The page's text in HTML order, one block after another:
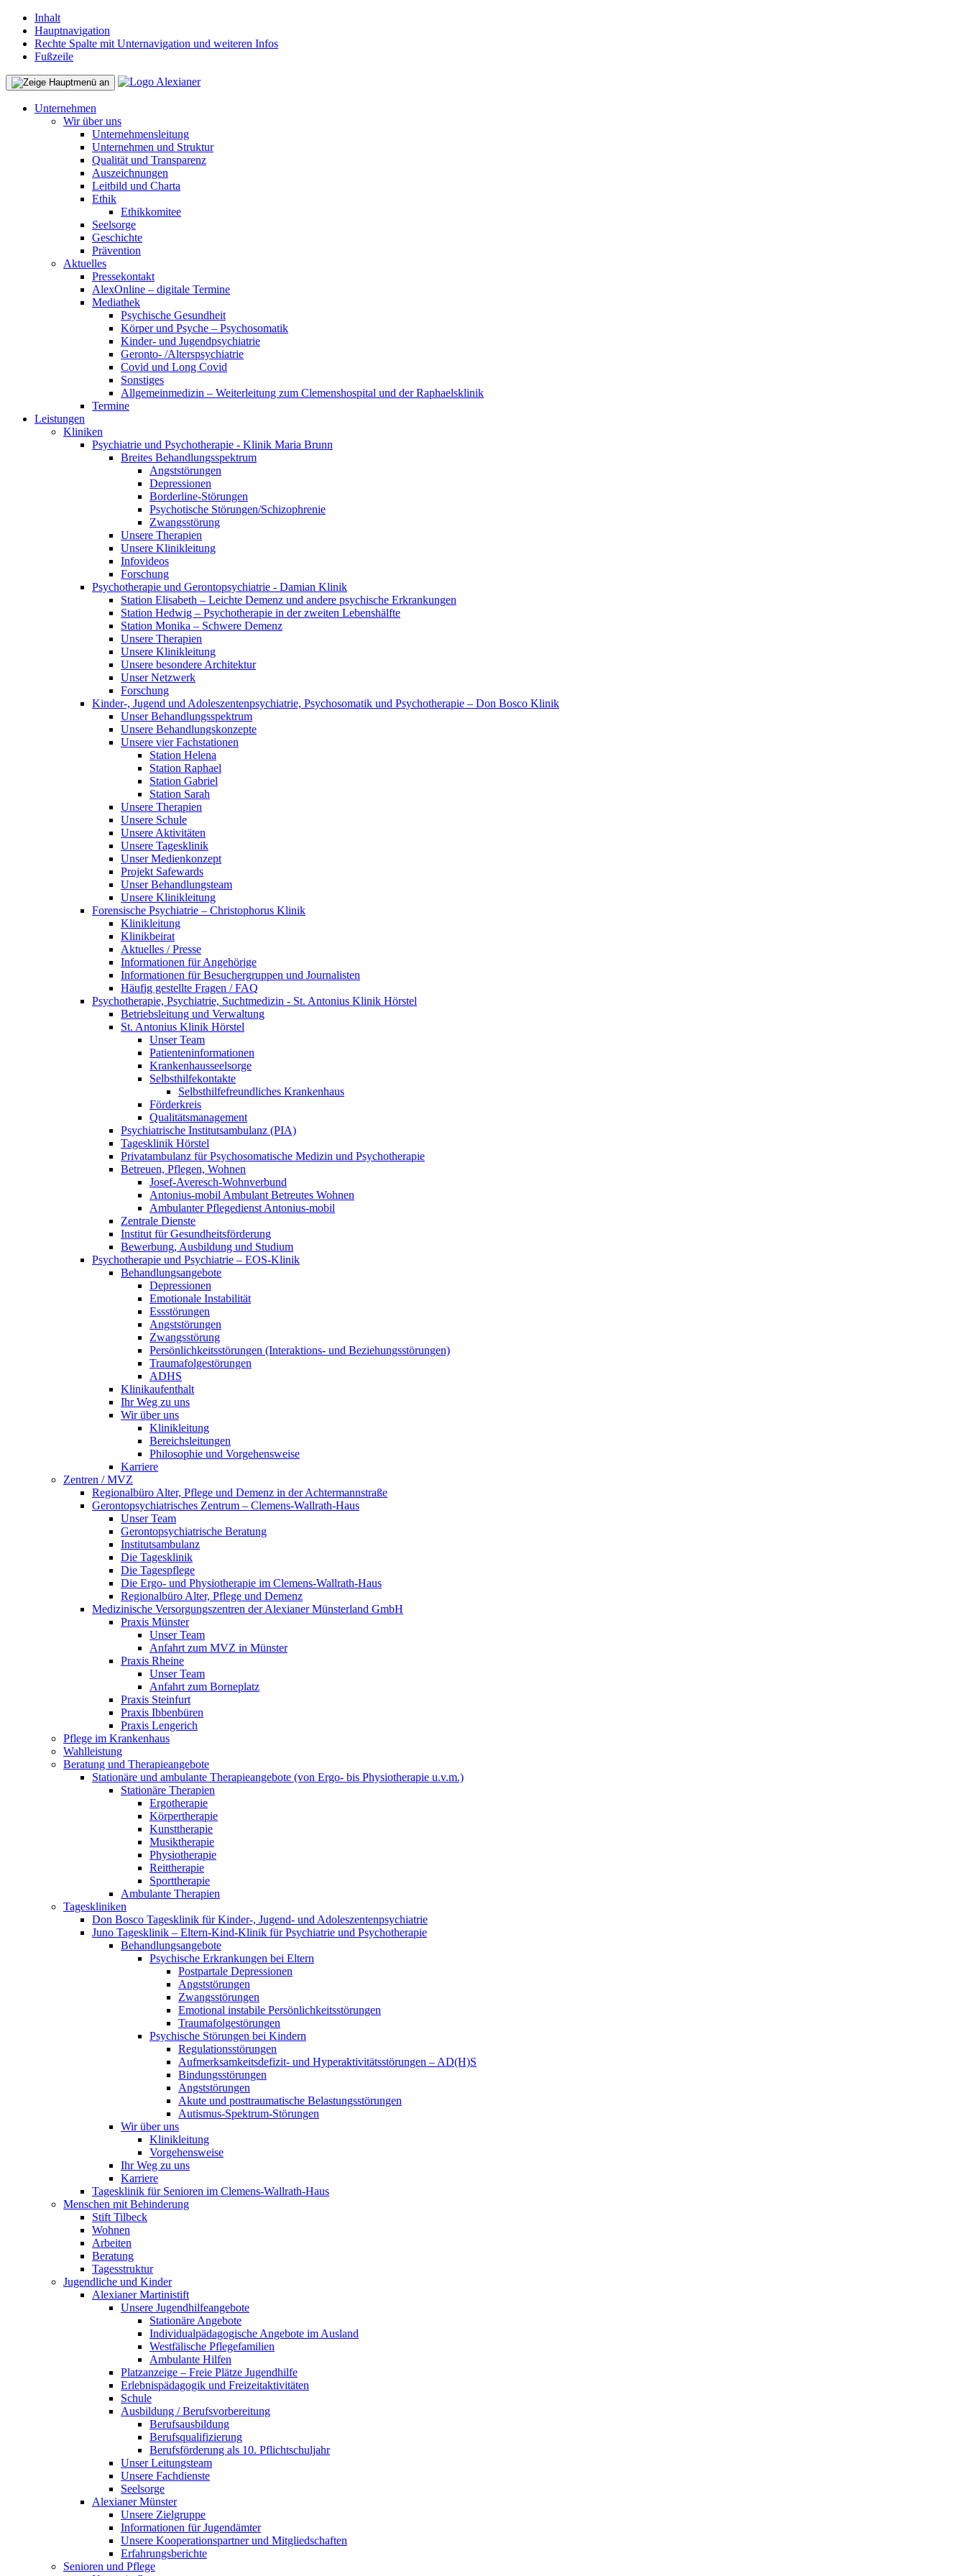
Inhalt
Hauptnavigation
Rechte Spalte mit Unternavigation und weiteren Infos
Fußzeile
Unternehmen
Wir über uns
Unternehmensleitung
Unternehmen und Struktur
Qualität und Transparenz
Auszeichnungen
Leitbild und Charta
Ethik
Ethikkomitee
Seelsorge
Geschichte
Prävention
Aktuelles
Pressekontakt
AlexOnline – digitale Termine
Mediathek
Psychische Gesundheit
Körper und Psyche – Psychosomatik
Kinder- und Jugendpsychiatrie
Geronto- /Alterspsychiatrie
Covid und Long Covid
Sonstiges
Allgemeinmedizin – Weiterleitung zum Clemenshospital und der Raphaelsklinik
Termine
Leistungen
Kliniken
Psychiatrie und Psychotherapie - Klinik Maria Brunn
Breites Behandlungsspektrum
Angststörungen
Depressionen
Borderline-Störungen
Psychotische Störungen/Schizophrenie
Zwangsstörung
Unsere Therapien
Unsere Klinikleitung
Infovideos
Forschung
Psychotherapie und Gerontopsychiatrie - Damian Klinik
Station Elisabeth – Leichte Demenz und andere psychische Erkrankungen
Station Hedwig – Psychotherapie in der zweiten Lebenshälfte
Station Monika – Schwere Demenz
Unsere Therapien
Unsere Klinikleitung
Unsere besondere Architektur
Unser Netzwerk
Forschung
Kinder-, Jugend und Adoleszentenpsychiatrie, Psychosomatik und Psychotherapie – Don Bosco Klinik
Unser Behandlungsspektrum
Unsere Behandlungskonzepte
Unsere vier Fachstationen
Station Helena
Station Raphael
Station Gabriel
Station Sarah
Unsere Therapien
Unsere Schule
Unsere Aktivitäten
Unsere Tagesklinik
Unser Medienkonzept
Projekt Safewards
Unser Behandlungsteam
Unsere Klinikleitung
Forensische Psychiatrie – Christophorus Klinik
Klinikleitung
Klinikbeirat
Aktuelles / Presse
Informationen für Angehörige
Informationen für Besuchergruppen und Journalisten
Häufig gestellte Fragen / FAQ
Psychotherapie, Psychiatrie, Suchtmedizin - St. Antonius Klinik Hörstel
Betriebsleitung und Verwaltung
St. Antonius Klinik Hörstel
Unser Team
Patienteninformationen
Krankenhausseelsorge
Selbsthilfekontakte
Selbsthilfefreundliches Krankenhaus
Förderkreis
Qualitätsmanagement
Psychiatrische Institutsambulanz (PIA)
Tagesklinik Hörstel
Privatambulanz für Psychosomatische Medizin und Psychotherapie
Betreuen, Pflegen, Wohnen
Josef-Averesch-Wohnverbund
Antonius-mobil Ambulant Betreutes Wohnen
Ambulanter Pflegedienst Antonius-mobil
Zentrale Dienste
Institut für Gesundheitsförderung
Bewerbung, Ausbildung und Studium
Psychotherapie und Psychiatrie – EOS-Klinik
Behandlungsangebote
Depressionen
Emotionale Instabilität
Essstörungen
Angststörungen
Zwangsstörung
Persönlichkeitsstörungen (Interaktions- und Beziehungsstörungen)
Traumafolgestörungen
ADHS
Klinikaufenthalt
Ihr Weg zu uns
Wir über uns
Klinikleitung
Bereichsleitungen
Philosophie und Vorgehensweise
Karriere
Zentren / MVZ
Regionalbüro Alter, Pflege und Demenz in der Achtermannstraße
Gerontopsychiatrisches Zentrum – Clemens-Wallrath-Haus
Unser Team
Gerontopsychiatrische Beratung
Institutsambulanz
Die Tagesklinik
Die Tagespflege
Die Ergo- und Physiotherapie im Clemens-Wallrath-Haus
Regionalbüro Alter, Pflege und Demenz
Medizinische Versorgungszentren der Alexianer Münsterland GmbH
Praxis Münster
Unser Team
Anfahrt zum MVZ in Münster
Praxis Rheine
Unser Team
Anfahrt zum Borneplatz
Praxis Steinfurt
Praxis Ibbenbüren
Praxis Lengerich
Pflege im Krankenhaus
Wahlleistung
Beratung und Therapieangebote
Stationäre und ambulante Therapieangebote (von Ergo- bis Physiotherapie u.v.m.)
Stationäre Therapien
Ergotherapie
Körpertherapie
Kunsttherapie
Musiktherapie
Physiotherapie
Reittherapie
Sporttherapie
Ambulante Therapien
Tageskliniken
Don Bosco Tagesklinik für Kinder-, Jugend- und Adoleszentenpsychiatrie
Juno Tagesklinik – Eltern-Kind-Klinik für Psychiatrie und Psychotherapie
Behandlungsangebote
Psychische Erkrankungen bei Eltern
Postpartale Depressionen
Angststörungen
Zwangsstörungen
Emotional instabile Persönlichkeitsstörungen
Traumafolgestörungen
Psychische Störungen bei Kindern
Regulationsstörungen
Aufmerksamkeitsdefizit- und Hyperaktivitätsstörungen – AD(H)S
Bindungsstörungen
Angststörungen
Akute und posttraumatische Belastungsstörungen
Autismus-Spektrum-Störungen
Wir über uns
Klinikleitung
Vorgehensweise
Ihr Weg zu uns
Karriere
Tagesklinik für Senioren im Clemens-Wallrath-Haus
Menschen mit Behinderung
Stift Tilbeck
Wohnen
Arbeiten
Beratung
Tagesstruktur
Jugendliche und Kinder
Alexianer Martinistift
Unsere Jugendhilfeangebote
Stationäre Angebote
Individualpädagogische Angebote im Ausland
Westfälische Pflegefamilien
Ambulante Hilfen
Platzanzeige – Freie Plätze Jugendhilfe
Erlebnispädagogik und Freizeitaktivitäten
Schule
Ausbildung / Berufsvorbereitung
Berufsausbildung
Berufsqualifizierung
Berufsförderung als 10. Pflichtschuljahr
Unser Leitungsteam
Unsere Fachdienste
Seelsorge
Alexianer Münster
Unsere Zielgruppe
Informationen für Jugendämter
Unsere Kooperationspartner und Mitgliedschaften
Erfahrungsberichte
Senioren und Pflege